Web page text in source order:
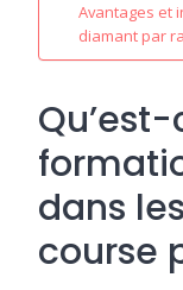
Avantages et
diamant par
dans
course